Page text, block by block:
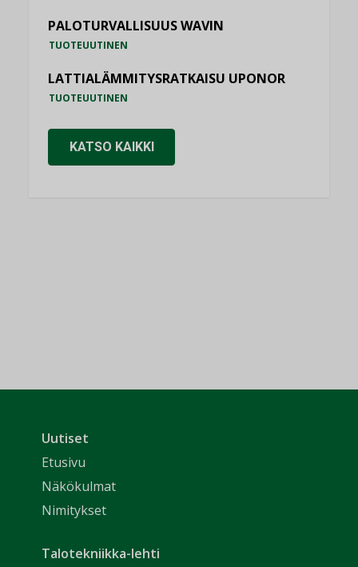
PALOTURVALLISUUS WAVIN
TUOTEUUTINEN
LATTIALÄMMITYSRATKAISU UPONOR
TUOTEUUTINEN
KATSO KAIKKI
Uutiset
Etusivu
Näkökulmat
Nimitykset
Talotekniikka-lehti